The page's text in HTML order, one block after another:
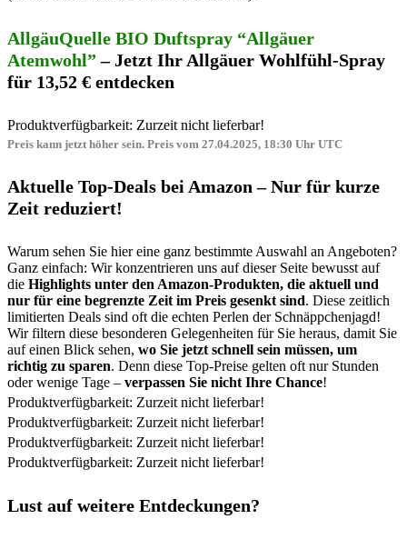
AllgäuQuelle BIO Duftspray “Allgäuer
Atemwohl” – Jetzt Ihr Allgäuer Wohlfühl-Spray
für 13,52 € entdecken
Produktverfügbarkeit: Zurzeit nicht lieferbar!
Preis kann jetzt höher sein. Preis vom 27.04.2025, 18:30 Uhr UTC
Aktuelle Top-Deals bei Amazon – Nur für kurze
Zeit reduziert!
Warum sehen Sie hier eine ganz bestimmte Auswahl an Angeboten?
Ganz einfach: Wir konzentrieren uns auf dieser Seite bewusst auf
die Highlights unter den Amazon-Produkten, die aktuell und
nur für eine begrenzte Zeit im Preis gesenkt sind. Diese zeitlich
limitierten Deals sind oft die echten Perlen der Schnäppchenjagd!
Wir filtern diese besonderen Gelegenheiten für Sie heraus, damit Sie
auf einen Blick sehen, wo Sie jetzt schnell sein müssen, um
richtig zu sparen. Denn diese Top-Preise gelten oft nur Stunden
oder wenige Tage – verpassen Sie nicht Ihre Chance!
Produktverfügbarkeit: Zurzeit nicht lieferbar!
Produktverfügbarkeit: Zurzeit nicht lieferbar!
Produktverfügbarkeit: Zurzeit nicht lieferbar!
Produktverfügbarkeit: Zurzeit nicht lieferbar!
Lust auf weitere Entdeckungen?